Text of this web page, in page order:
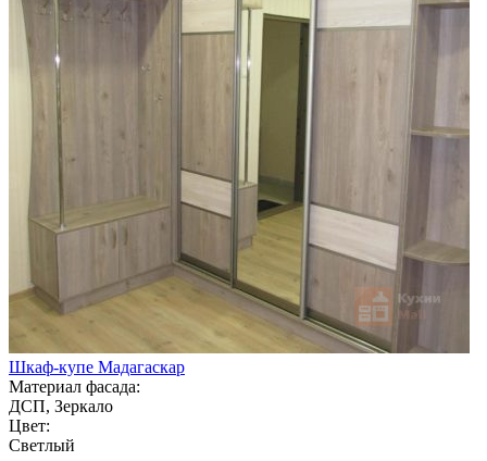
Шкаф-купе Мадагаскар
Материал фасада:
ДСП, Зеркало
Цвет:
Светлый